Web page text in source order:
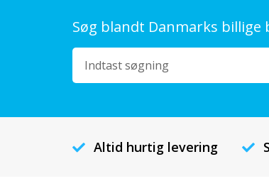
Søg blandt Danmarks
Altid hurtig levering